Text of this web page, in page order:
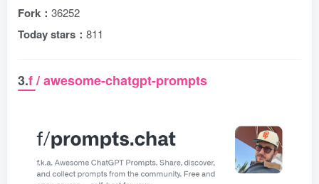
Fork： 36252
Today stars： 811
3.f / awesome-chatgpt-prompts